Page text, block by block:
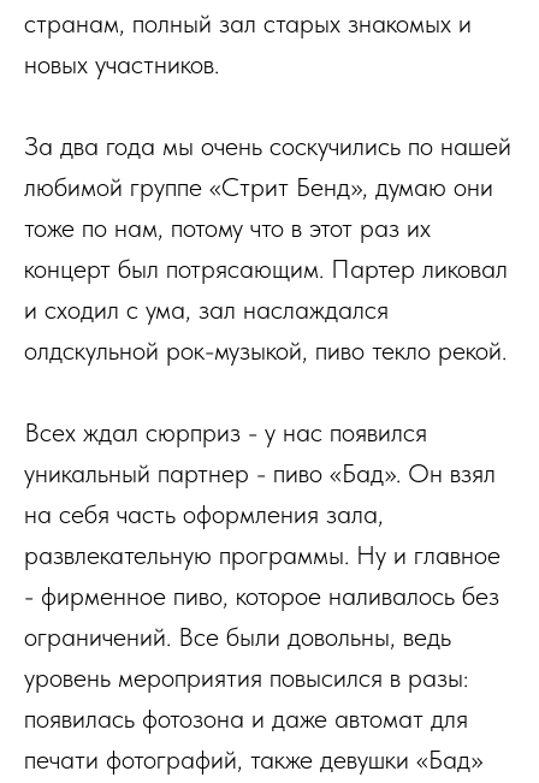
странам, полный зал старых знакомых и
новых участников.
За два года мы очень соскучились по нашей
любимой группе «Стрит Бенд», думаю они
тоже по нам, потому что в этот раз их
концерт был потрясающим. Партер ликовал
и сходил с ума, зал наслаждался
олдскульной рок-музыкой, пиво текло рекой.
Всех ждал сюрприз - у нас появился
уникальный партнер - пиво «Бад». Он взял
на себя часть оформления зала,
развлекательную программы. Ну и главное
- фирменное пиво, которое наливалось без
ограничений. Все были довольны, ведь
уровень мероприятия повысился в разы:
появилась фотозона и даже автомат для
печати фотографий, также девушки «Бад»